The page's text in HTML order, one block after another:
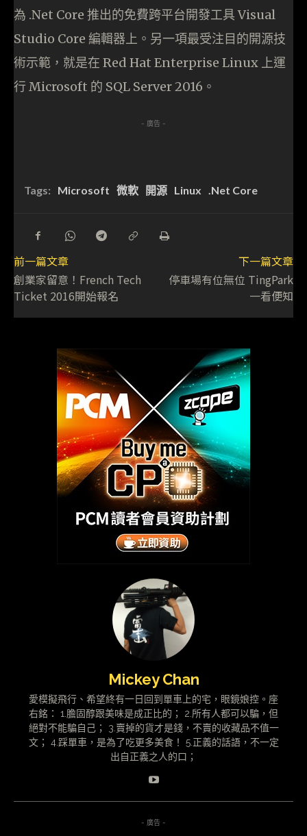
為 .Net Core 推出的免費跨平台開發工具 Visual
Studio Core 編輯器上。另一項最受注目的開源技
術示範，就是在 Red Hat Enterprise Linux 上運
行 Microsoft 的 SQL Server 2016。
- 廣告 -
Tags: Microsoft 微軟 開源 Linux .Net Core
前一篇文章
創業家留意！French Tech
Ticket 2016開始報名
下一篇文章
停車場有位無位 TingPark
一看便知
Mickey Chan
愛模擬飛行、希望終有一日回到單車上的宅，眼鏡娘控。座
右銘： 1.膽固醇跟美味是成正比的； 2.所有人都可以騙，但
絕對不能騙自己； 3.賣掉的貨才是錢，不賣的收藏品不值一
文； 4.踩單車，是為了吃更多美食！ 5.正義的話語，不一定
出自正義之人的口；
- 廣告 -